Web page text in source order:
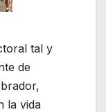
tal y
de
la vida